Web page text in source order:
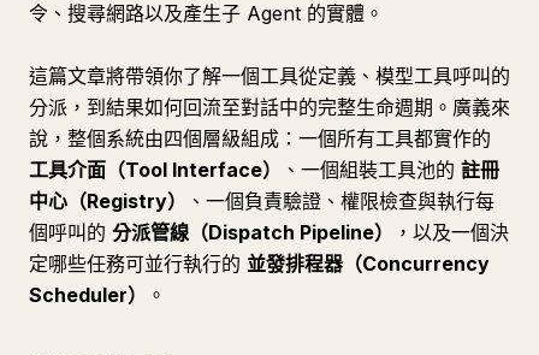
令、搜尋網路以及產生子 Agent 的實體。
這篇文章將帶領你了解一個工具從定義、模型工具呼叫的
分派，到結果如何回流至對話中的完整生命週期。廣義來
說，整個系統由四個層級組成：一個所有工具都實作的
工具介面（Tool Interface）
、一個組裝工具池的 註冊
中心（Registry）
、一個負責驗證、權限檢查與執行每
個呼叫的 分派管線（Dispatch Pipeline）
，以及一個決
定哪些任務可並行執行的 並發排程器（Concurrency
Scheduler）
。